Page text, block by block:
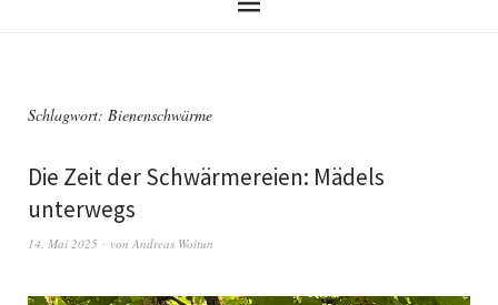
Schlagwort: Bienenschwärme
Die Zeit der Schwärmereien: Mädels
unterwegs
14. Mai 2025 von Andreas Woitun